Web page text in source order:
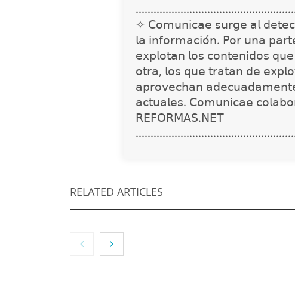
✧ 𝖢𝗈𝗆𝗎𝗇𝗂𝖼𝖺𝖾 𝗌𝗎𝗋𝗀𝖾 𝖺𝗅
𝗅𝖺 𝗂𝗇𝖿𝗈𝗋𝗆𝖺𝖼𝗂𝗈́𝗇. 𝖯𝗈𝗋 𝗎𝗇𝖺
𝖾𝗑𝗉𝗅𝗈𝗍𝖺𝗇 𝗅𝗈𝗌 𝖼𝗈𝗇𝗍𝖾𝗇𝗂𝖽𝗈𝗌
𝗈𝗍𝗋𝖺, 𝗅𝗈𝗌 𝗊𝗎𝖾 𝗍𝗋𝖺𝗍𝖺𝗇 𝖽𝖾
𝖺𝗉𝗋𝗈𝗏𝖾𝖼𝗁𝖺𝗇
𝖺𝖼𝗍𝗎𝖺𝗅𝖾𝗌. 𝖢𝗈𝗆𝗎𝗇𝗂𝖼𝖺𝖾
𝖱𝖤𝖥𝖮𝖱𝖬𝖠𝖲.𝖭𝖤𝖳
RELATED ARTICLES
NOVA: innovación y
diseño que